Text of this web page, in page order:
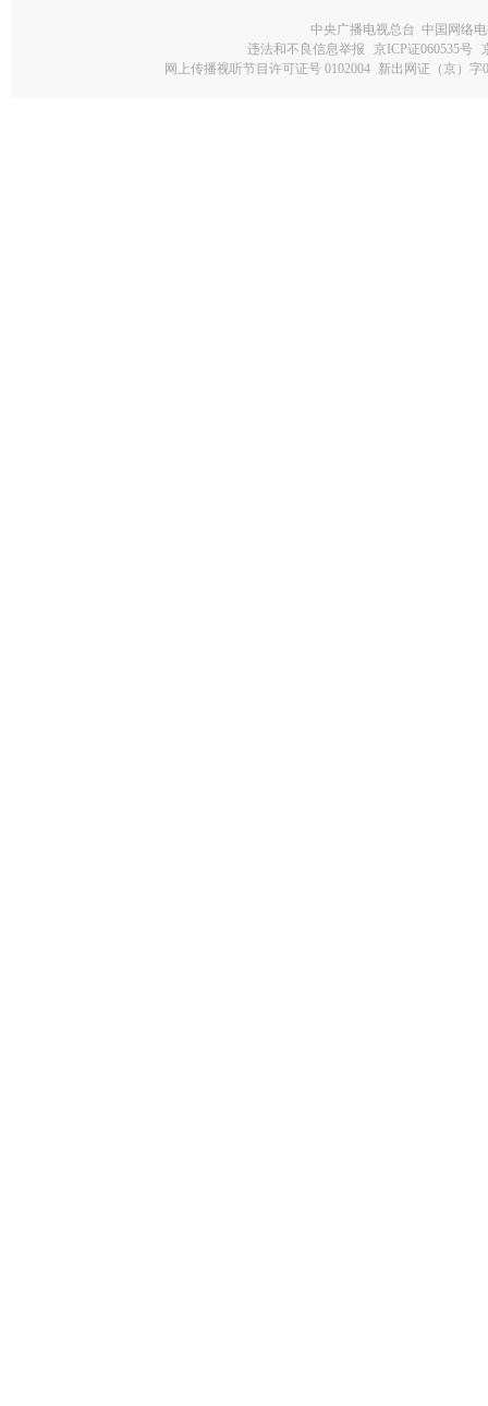
中央广播电视总台 中国网络
违法和不良信息举报
京ICP证060535号
网上传播视听节目许可证号 0102004 新出网证（京）